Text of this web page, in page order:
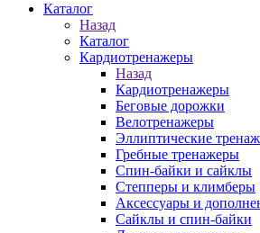
Каталог
Назад
Каталог
Кардиотренажеры
Назад
Кардиотренажеры
Беговые дорожки
Велотренажеры
Эллиптические
Гребные тренажеры
Спин-байки и сайклы
Степперы и климберы
Аксессуары и
Сайклы и спин-байки